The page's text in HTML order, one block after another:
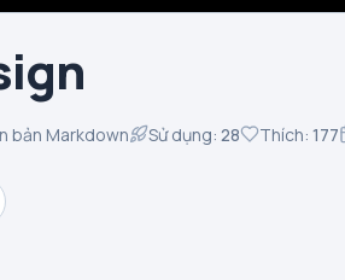
bản Markdown Sử dụng: 28 Thích: 177